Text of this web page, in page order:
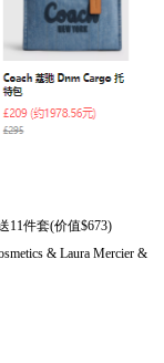
11件套(价值$673)
& Laura Mercier &